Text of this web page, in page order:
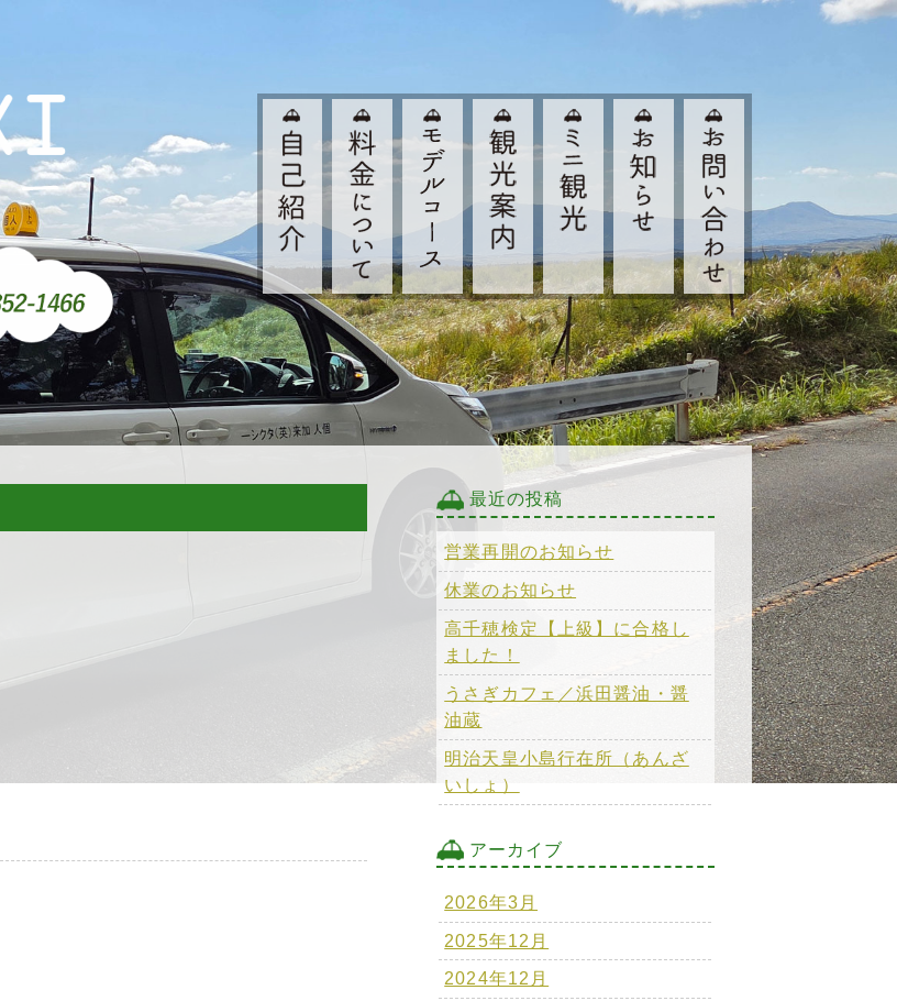
最近の投稿
営業再開のお知らせ
休業のお知らせ
高千穂検定【上級】に合格し
ました！
うさぎカフェ／浜田醤油・醤
油蔵
明治天皇小島行在所（あんざ
いしょ）
アーカイブ
2026年3月
2025年12月
2024年12月